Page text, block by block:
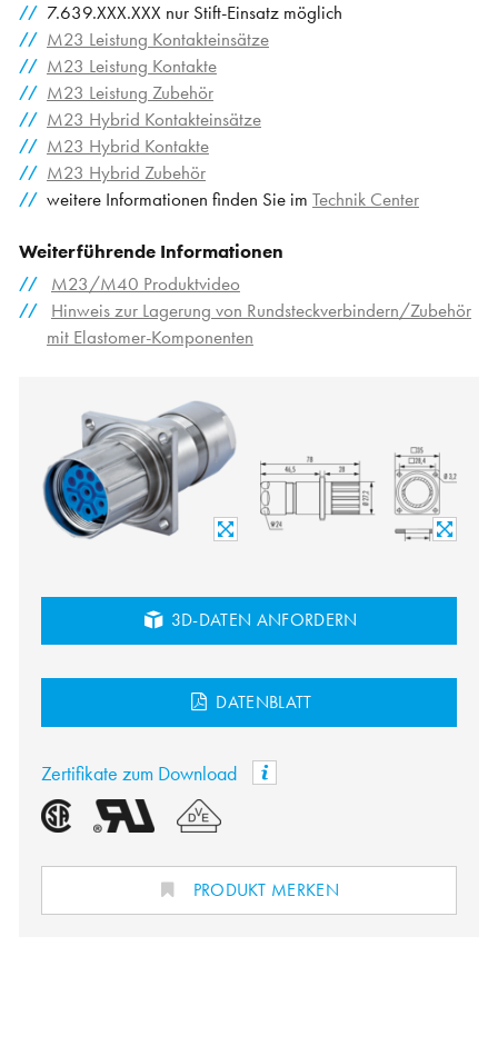
7.639.XXX.XXX nur Stift-Einsatz möglich
M23 Leistung Kontakteinsätze
M23 Leistung Kontakte
M23 Leistung Zubehör
M23 Hybrid Kontakteinsätze
M23 Hybrid Kontakte
M23 Hybrid Zubehör
weitere Informationen finden Sie im Technik Center
Weiterführende Informationen
M23/M40 Produktvideo
Hinweis zur Lagerung von Rundsteckverbindern/Zubehör
mit Elastomer-Komponenten
3D-DATEN ANFORDERN
DATENBLATT
Zertifikate zum Download
PRODUKT MERKEN